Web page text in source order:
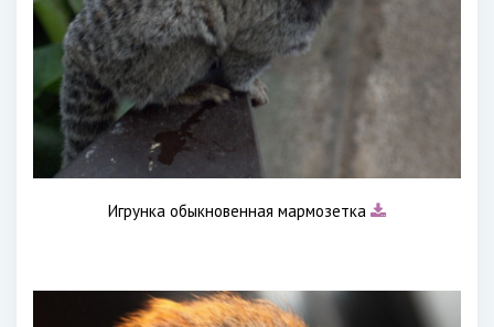
Игрунка обыкновенная мармозетка